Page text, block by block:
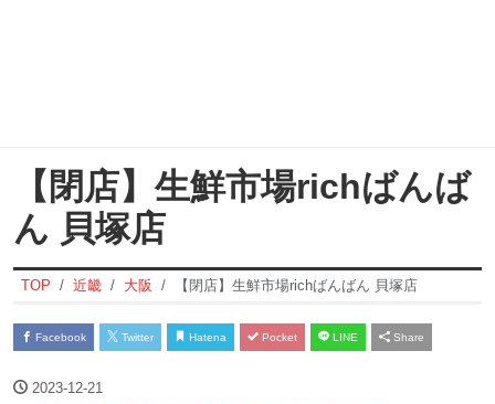
【閉店】生鮮市場richばんば
ん 貝塚店
TOP 近畿 大阪 【閉店】生鮮市場richばんばん 貝塚店
Facebook Twitter Hatena Pocket LINE Share
2023-12-21